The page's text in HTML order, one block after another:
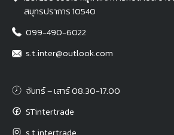
สมุทรปราการ 10540
099-490-6022
s.t.inter@outlook.com
จันทร์ – เสาร์ 08.30-17.00
STintertrade